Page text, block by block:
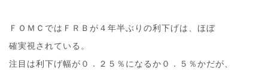
ＦＯＭＣではＦＲＢが４年半ぶりの利下げは、ほぼ
確実視されている。
注目は利下げ幅が０．２５％になるか０．５％かだが、